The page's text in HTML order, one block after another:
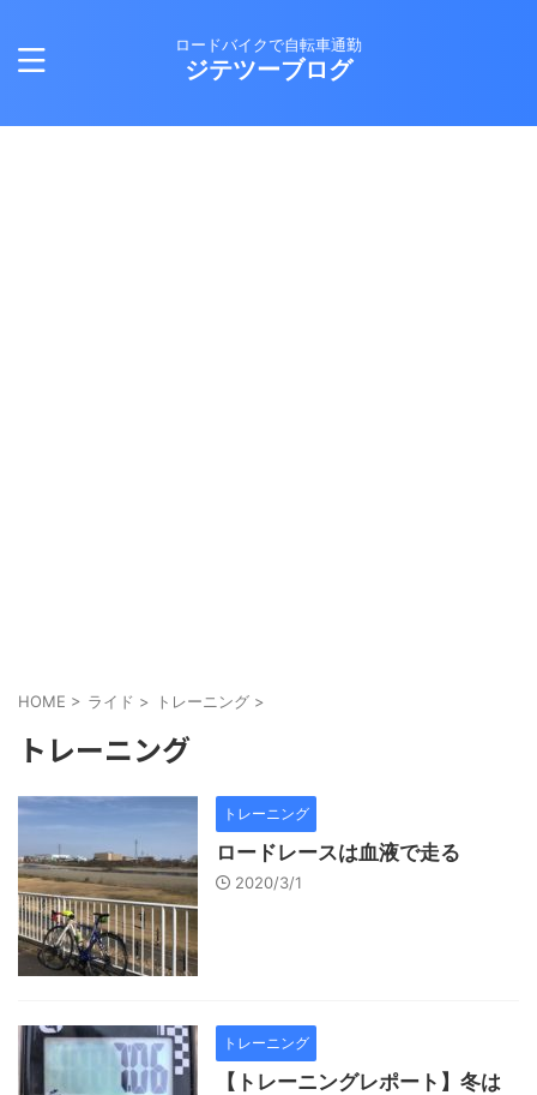
ロードバイクで自転車通勤
ジテツーブログ
HOME > ライド > トレーニング >
トレーニング
トレーニング
ロードレースは血液で走る
2020/3/1
トレーニング
【トレーニングレポート】冬は